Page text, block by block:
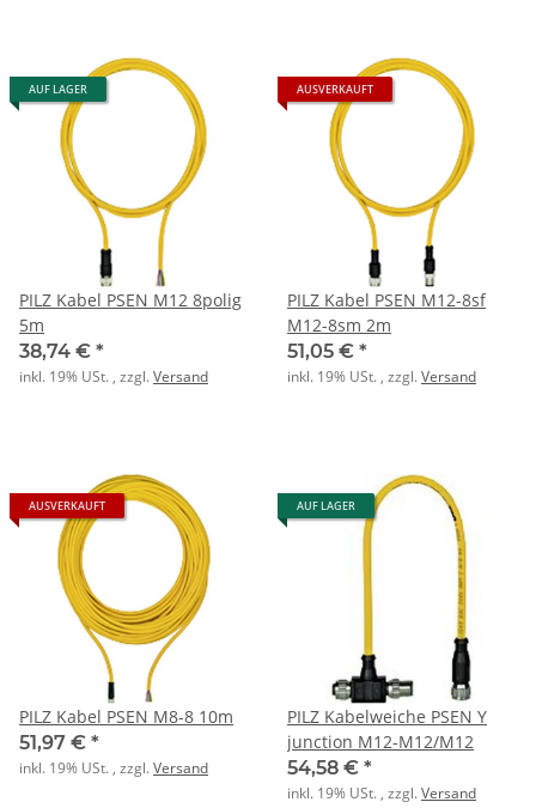
AUF LAGER
PILZ Kabel PSEN M12 8polig
5m
38,74 € *
inkl. 19% USt. , zzgl.Versand
AUSVERKAUFT
PILZ Kabel PSEN M12-8sf
M12-8sm 2m
51,05 € *
inkl. 19% USt. , zzgl.Versand
AUSVERKAUFT
PILZ Kabel PSEN M8-8 10m
51,97 € *
inkl. 19% USt. , zzgl.Versand
AUF LAGER
PILZ Kabelweiche PSEN Y
junction M12-M12/M12
54,58 € *
inkl. 19% USt. , zzgl.Versand